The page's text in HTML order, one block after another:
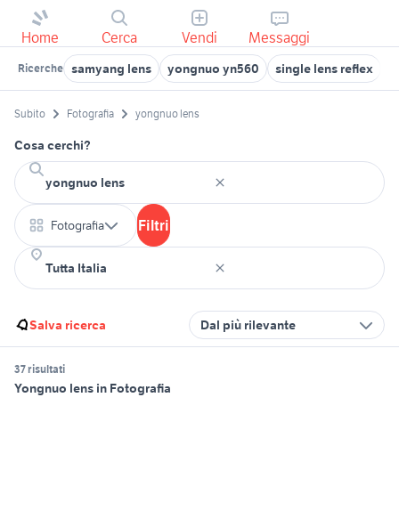
Home Cerca Vendi Messaggi
Ricerche samyang lens yongnuo yn560 single lens reflex
Subito Fotografia yongnuo lens
Cosa cerchi?
Fotografia Filtri
Salva ricerca Dal più rilevante
37 risultati
Yongnuo lens in Fotografia